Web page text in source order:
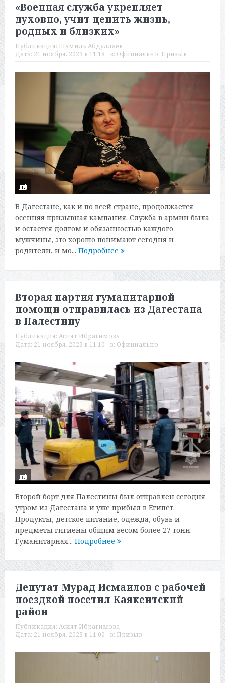
«Военная служба укрепляет
духовно, учит ценить жизнь,
родных и близких»
Публикация: Шамиль Абдуллаев
Дата: 21 ноября, 2023 в 11:18 в: Официально, Призыв
В Дагестане, как и по всей стране, продолжается
осенняя призывная кампания. Служба в армии была
и остается долгом и обязанностью каждого
мужчины, это хорошо понимают сегодня и
родители, и мо... Подробнее
Вторая партия гуманитарной
помощи отправилась из Дагестана
в Палестину
Публикация: Асият Ибрагимова
Дата: 21 ноября, 2023 в 11:10 в: Официально
Второй борт для Палестины был отправлен сегодня
утром из Дагестана и уже прибыл в Египет.
Продукты, детское питание, одежда, обувь и
предметы гигиены общим весом более 27 тонн.
Гуманитарная... Подробнее
Депутат Мурад Исмаилов с рабочей
поездкой посетил Каякентский
район
Публикация: Асият Ибрагимова
Дата: 21 ноября, 2023 в 11:00 в: Призыв